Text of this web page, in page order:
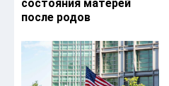
состояния матерей
после родов